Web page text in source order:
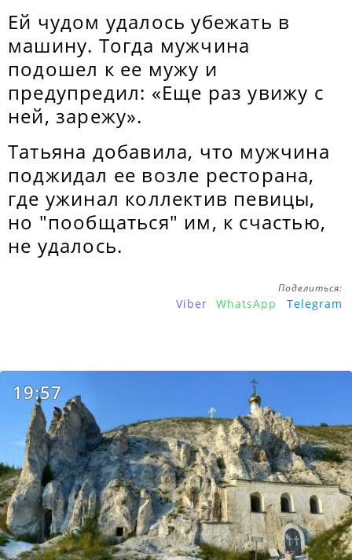
Ей чудом удалось убежать в
машину. Тогда мужчина
подошел к ее мужу и
предупредил: «Еще раз увижу с
ней, зарежу».
Татьяна добавила, что мужчина
поджидал ее возле ресторана,
где ужинал коллектив певицы,
но "пообщаться" им, к счастью,
не удалось.
Поделиться:
Viber WhatsApp Telegram
19:57